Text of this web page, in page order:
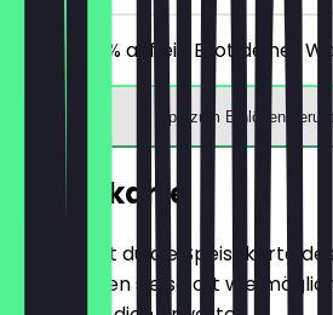
Erhalte 30% auf ein Brot deiner
App zum Einlösen
Speisekarte
Hier findest du die Speisekarte
aktualisieren sie so oft wie